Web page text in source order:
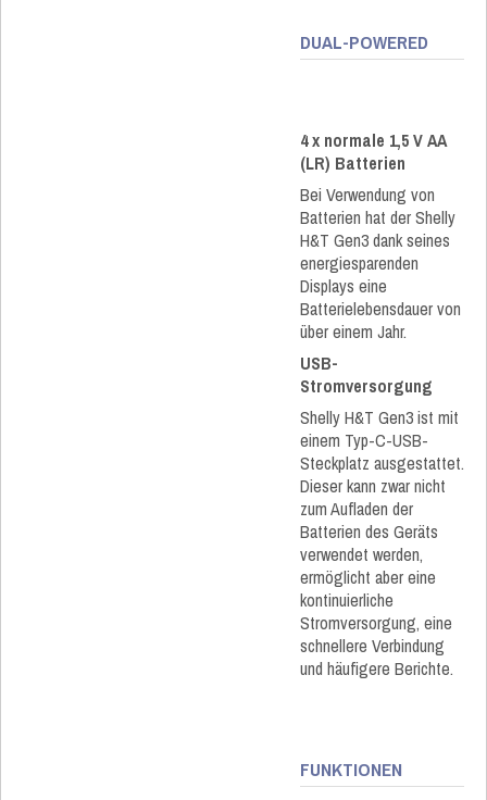
DUAL-POWERED
4 x normale 1,5 V AA
(LR) Batterien
Bei Verwendung von
Batterien hat der Shelly
H&T Gen3 dank seines
energiesparenden
Displays eine
Batterielebensdauer von
über einem Jahr.
USB-
Stromversorgung
Shelly H&T Gen3 ist mit
einem Typ-C-USB-
Steckplatz ausgestattet.
Dieser kann zwar nicht
zum Aufladen der
Batterien des Geräts
verwendet werden,
ermöglicht aber eine
kontinuierliche
Stromversorgung, eine
schnellere Verbindung
und häufigere Berichte.
FUNKTIONEN